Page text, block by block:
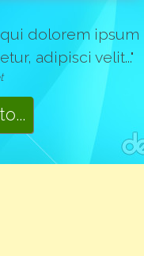
dolorem ipsum
adipisci velit..."